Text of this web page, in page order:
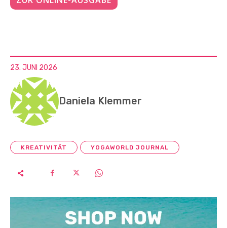
23. JUNI 2026
Daniela Klemmer
KREATIVITÄT YOGAWORLD JOURNAL